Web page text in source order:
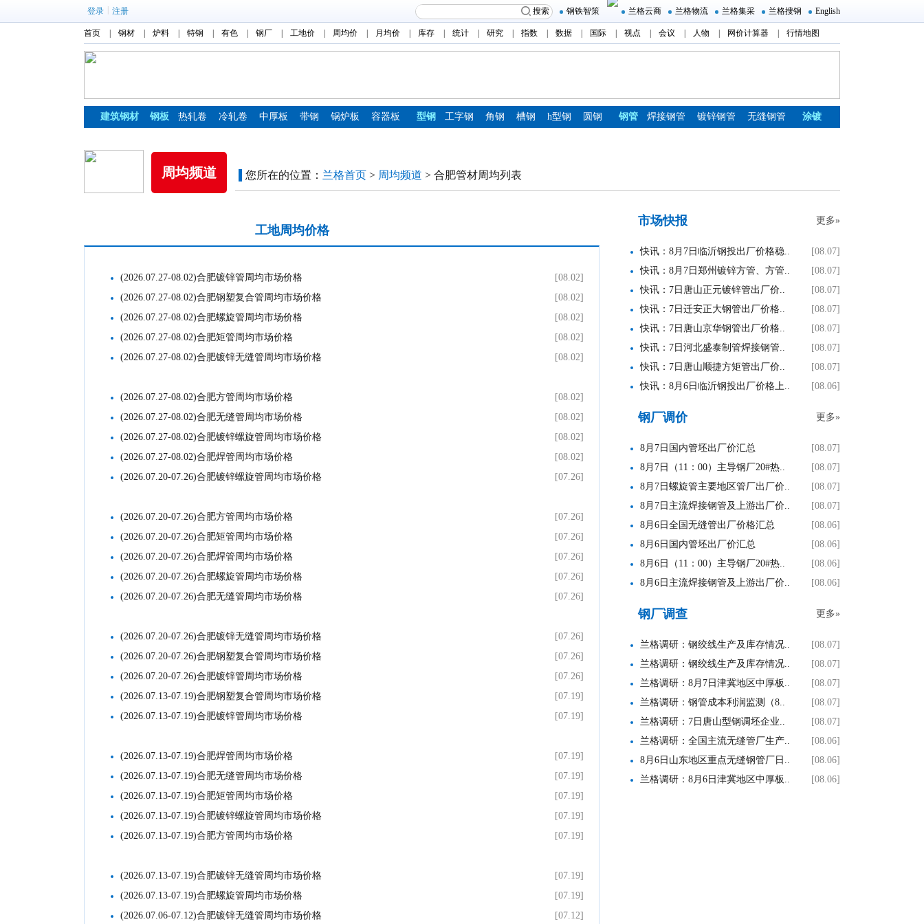
登录 注册 搜索 钢铁智策 兰格云商 兰格物流 兰格集采 兰格搜钢 English
首页 钢材 炉料 特钢 有色 钢厂 工地价 周均价 月均价 库存 统计 研究 指数 数据 国际 视点 会议 人物 网价计算器 行情地图
建筑钢材 钢板 热轧卷 冷轧卷 中厚板 带钢 锅炉板 容器板 型钢 工字钢 角钢 槽钢 h型钢 圆钢 钢管 焊接钢管 镀锌钢管 无缝钢管 涂镀
周均频道 您所在的位置： 兰格首页 > 周均频道 > 合肥管材周均列表
工地周均价格
[08.02]
(2026.07.27-08.02)合肥镀锌管周均市场价格
[08.02]
(2026.07.27-08.02)合肥钢塑复合管周均市场价格
[08.02]
(2026.07.27-08.02)合肥螺旋管周均市场价格
[08.02]
(2026.07.27-08.02)合肥矩管周均市场价格
[08.02]
(2026.07.27-08.02)合肥镀锌无缝管周均市场价格
[08.02]
(2026.07.27-08.02)合肥方管周均市场价格
[08.02]
(2026.07.27-08.02)合肥无缝管周均市场价格
[08.02]
(2026.07.27-08.02)合肥镀锌螺旋管周均市场价格
[08.02]
(2026.07.27-08.02)合肥焊管周均市场价格
[07.26]
(2026.07.20-07.26)合肥镀锌螺旋管周均市场价格
[07.26]
(2026.07.20-07.26)合肥方管周均市场价格
[07.26]
(2026.07.20-07.26)合肥矩管周均市场价格
[07.26]
(2026.07.20-07.26)合肥焊管周均市场价格
[07.26]
(2026.07.20-07.26)合肥螺旋管周均市场价格
[07.26]
(2026.07.20-07.26)合肥无缝管周均市场价格
[07.26]
(2026.07.20-07.26)合肥镀锌无缝管周均市场价格
[07.26]
(2026.07.20-07.26)合肥钢塑复合管周均市场价格
[07.26]
(2026.07.20-07.26)合肥镀锌管周均市场价格
[07.19]
(2026.07.13-07.19)合肥钢塑复合管周均市场价格
[07.19]
(2026.07.13-07.19)合肥镀锌管周均市场价格
[07.19]
(2026.07.13-07.19)合肥焊管周均市场价格
[07.19]
(2026.07.13-07.19)合肥无缝管周均市场价格
[07.19]
(2026.07.13-07.19)合肥矩管周均市场价格
[07.19]
(2026.07.13-07.19)合肥镀锌螺旋管周均市场价格
[07.19]
(2026.07.13-07.19)合肥方管周均市场价格
[07.19]
(2026.07.13-07.19)合肥镀锌无缝管周均市场价格
[07.19]
(2026.07.13-07.19)合肥螺旋管周均市场价格
[07.12]
(2026.07.06-07.12)合肥镀锌无缝管周均市场价格
更多»
市场快报
[08.07]
快讯：8月7日临沂钢投出厂价格稳..
[08.07]
快讯：8月7日郑州镀锌方管、方管..
[08.07]
快讯：7日唐山正元镀锌管出厂价..
[08.07]
快讯：7日迁安正大钢管出厂价格..
[08.07]
快讯：7日唐山京华钢管出厂价格..
[08.07]
快讯：7日河北盛泰制管焊接钢管..
[08.07]
快讯：7日唐山顺捷方矩管出厂价..
[08.06]
快讯：8月6日临沂钢投出厂价格上..
更多»
钢厂调价
[08.07]
8月7日国内管坯出厂价汇总
[08.07]
8月7日（11：00）主导钢厂20#热..
[08.07]
8月7日螺旋管主要地区管厂出厂价..
[08.07]
8月7日主流焊接钢管及上游出厂价..
[08.06]
8月6日全国无缝管出厂价格汇总
[08.06]
8月6日国内管坯出厂价汇总
[08.06]
8月6日（11：00）主导钢厂20#热..
[08.06]
8月6日主流焊接钢管及上游出厂价..
更多»
钢厂调查
[08.07]
兰格调研：钢绞线生产及库存情况..
[08.07]
兰格调研：钢绞线生产及库存情况..
[08.07]
兰格调研：8月7日津冀地区中厚板..
[08.07]
兰格调研：钢管成本利润监测（8..
[08.07]
兰格调研：7日唐山型钢调坯企业..
[08.06]
兰格调研：全国主流无缝管厂生产..
[08.06]
8月6日山东地区重点无缝钢管厂日..
[08.06]
兰格调研：8月6日津冀地区中厚板..